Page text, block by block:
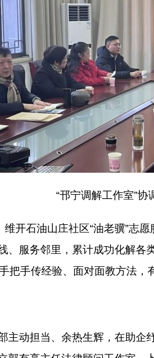
“邗宁调解工作室”
开石油山庄社区“油老骥”志
服务邻里，累计成功化解
手传经验、面对面教方法，
主动担当、余热生辉，在助